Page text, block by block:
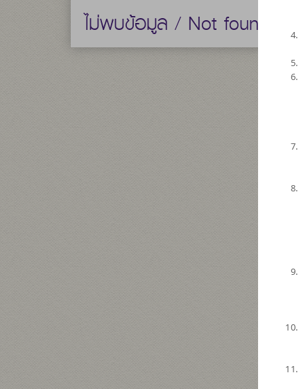
ไม่พบข้อมูล / Not found